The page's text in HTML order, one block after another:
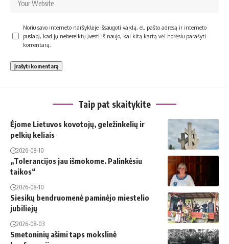
Noriu savo interneto naršyklėje išsaugoti vardą, el. pašto adresą ir interneto
puslapį, kad jų nebereiktų įvesti iš naujo, kai kitą kartą vėl norėsiu parašyti
komentarą.
Taip pat skaitykite
Ėjome Lietuvos kovotojų, geležinkelių ir
pelkių keliais
2026-08-10
„Tolerancijos jau išmokome. Palinkėsiu
taikos“
2026-08-10
Siesikų bendruomenė paminėjo miestelio
jubiliejų
2026-08-03
Smetoninių ašimi taps mokslinė